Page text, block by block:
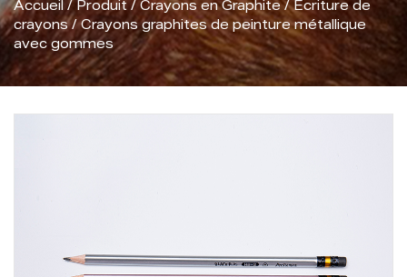
Accueil / Produit / Crayons en Graphite/Écriture de
crayons/Crayons graphites de peinture métallique
avec gommes